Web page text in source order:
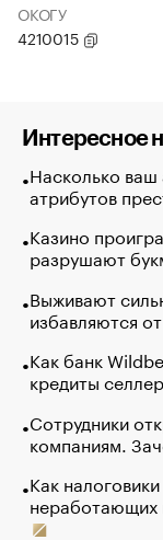
ОКОГУ
4210015
Интересное
Насколько ваш
атрибутов
Казино
разрушают
Выживают
избавляются
Как банк
кредиты
Сотрудники
компаниям.
Как
неработающих